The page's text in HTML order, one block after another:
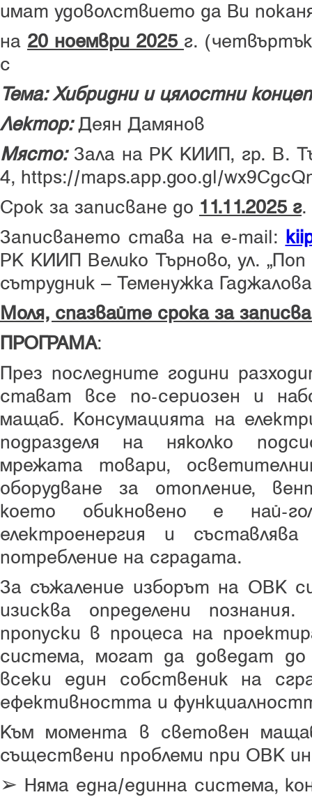
имат удоволствието да Ви
на 20 ноември 2025 г.
с
Тема: Хибридни и цялостни
Лектор:Деян Дамянов
Място:Зала на РК КИИП, гр. В.
4, https://maps.app.goo.gl/
Срок за записване до 11.11.2025 г.
Записването става на e-mail:
РК КИИП Велико Търново, ул.
сътрудник – Теменужка
Моля, спазвайте срока за
ПРОГРАМА:
През последните години
стават все по-сериозен и
мащаб. Консумацията на
подразделя на няколко
мрежата товари,
оборудване за отопление,
което обикновено е най-
електроенергия и
потребление на сградата.
За съжаление изборът на ОВК
изисква определени
пропуски в процеса на
система, могат да доведат
всеки един собственик на
ефективността и
Към момента в световен
съществени проблеми при ОВК
➢ Няма една/единна система,